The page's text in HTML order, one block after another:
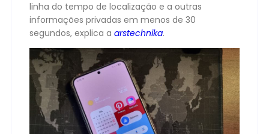
linha do tempo de localização e a outras
informações privadas em menos de 30
segundos, explica a arstechnika.